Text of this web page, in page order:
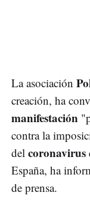
La asociación
creación, ha
manifestación
contra la
del coronavirus
España, ha
de prensa.